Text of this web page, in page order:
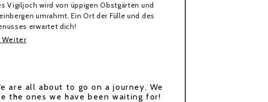
Vigiljoch wird von üppigen Obstgärten und
umrahmt. Ein Ort der Fülle und des
erwartet dich!
Weiter
are all about to go on a journey, We
the ones we have been waiting for!